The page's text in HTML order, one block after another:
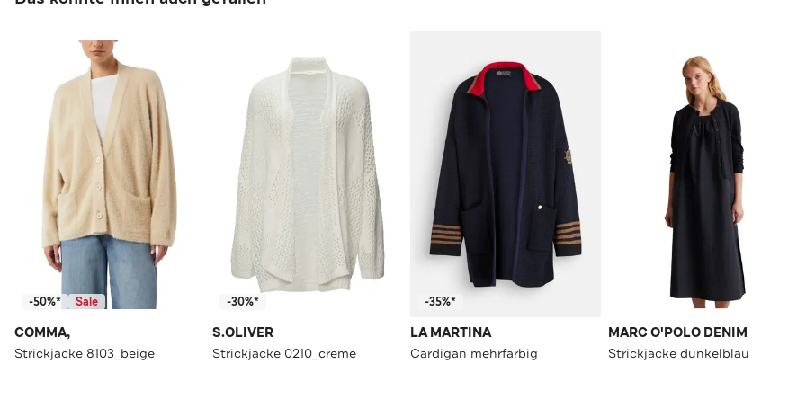
-50%* Sale
COMMA,
Strickjacke 8103_beige
-30%*
S.OLIVER
Strickjacke 0210_creme
-35%*
LA MARTINA
Cardigan mehrfarbig
MARC O'POLO DENIM
Strickjacke dunkelblau